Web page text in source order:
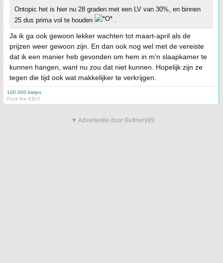
Ontopic het is hier nu 28 graden met een LV van 30%, en binnen
25 dus prima vol te houden
Ja ik ga ook gewoon lekker wachten tot maart-april als de
prijzen weer gewoon zijn. En dan ook nog wel met de vereiste
dat ik een manier heb gevonden om hem in m'n slaapkamer te
kunnen hangen, want nu zou dat niet kunnen. Hopelijk zijn ze
tegen die tijd ook wat makkelijker te verkrijgen.
100.000 katjes
Fuck the EBU!
▼ Advertentie door Refinery89